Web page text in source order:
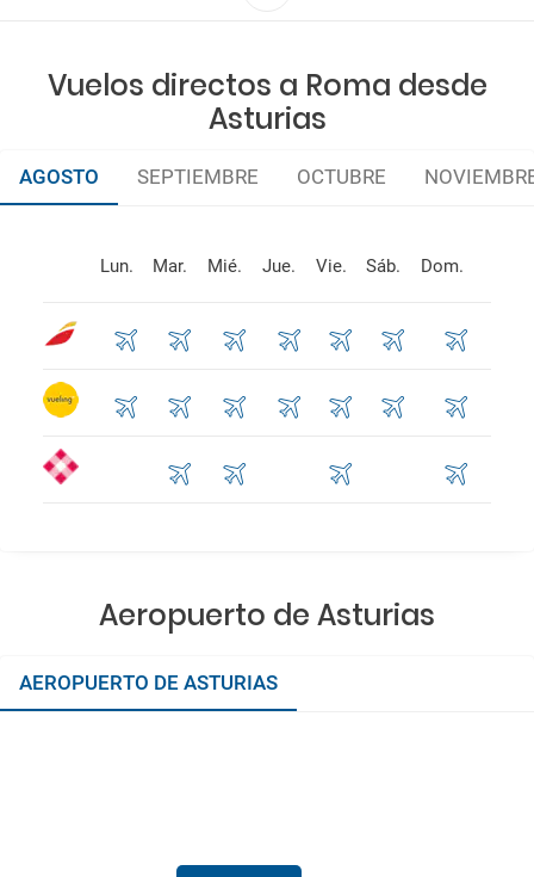
Vuelos directos a Roma desde
Asturias
AGOSTO SEPTIEMBRE OCTUBRE
Lun. Mar. Mié. Jue. Vie. Sáb. Dom.
Aeropuerto de Asturias
AEROPUERTO DE ASTURIAS